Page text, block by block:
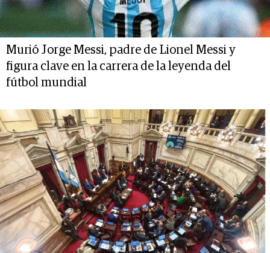
Murió Jorge Messi, padre de Lionel Messi y
figura clave en la carrera de la leyenda del
fútbol mundial